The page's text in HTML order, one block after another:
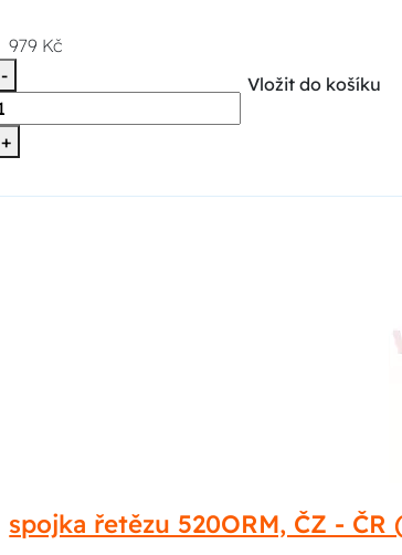
979 Kč
-
+
Vložit do košíku
spojka řetězu 520ORM, ČZ -